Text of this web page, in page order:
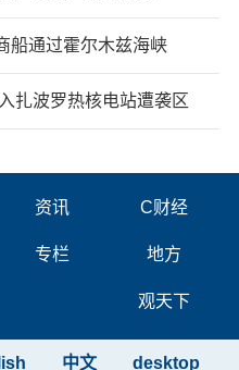
船通过霍尔木兹海峡
扎波罗热核电站遭袭区
资讯 C财经
专栏 地方
观天下
desktop
中文